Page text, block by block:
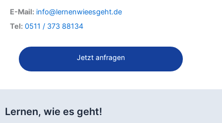
E-Mail: info@lernenwieesgeht.de
Tel: 0511 / 373 88134
Jetzt anfragen
Lernen, wie es geht!